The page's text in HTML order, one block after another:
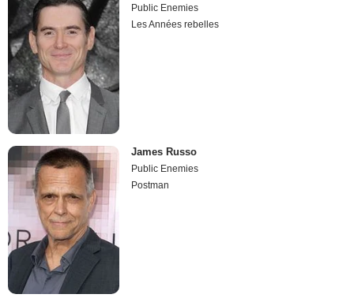
Public Enemies
Les Années rebelles
James Russo
Public Enemies
Postman